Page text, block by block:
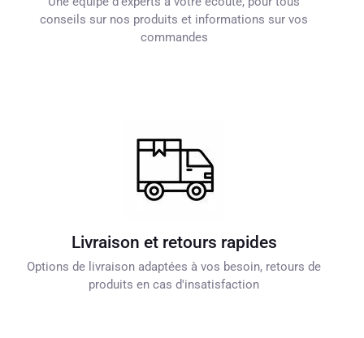
conseils sur nos produits et informations sur vos
commandes
Livraison et retours rapides
Options de livraison adaptées à vos besoin, retours de
produits en cas d'insatisfaction